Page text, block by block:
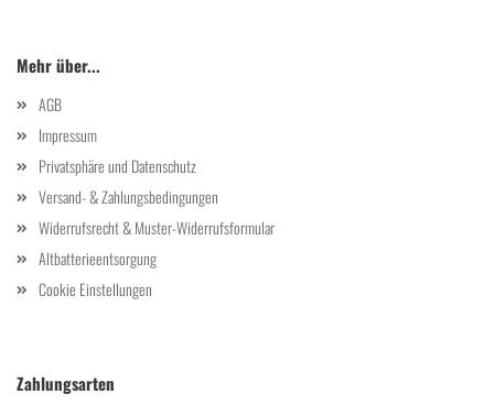
Mehr über...
AGB
Impressum
Privatsphäre und Datenschutz
Versand- & Zahlungsbedingungen
Widerrufsrecht & Muster-Widerrufsformular
Altbatterieentsorgung
Cookie Einstellungen
Zahlungsarten